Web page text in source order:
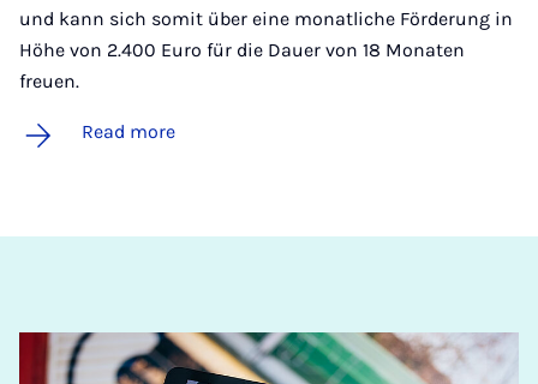
und kann sich somit über eine monatliche Förderung in
Höhe von 2.400 Euro für die Dauer von 18 Monaten
freuen.
Read more